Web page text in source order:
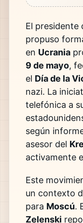
El presidente
propuso
en Ucrania
9 de mayo,
el Día de la
nazi. La
telefónica a
según
asesor del
activamente
Este
un contexto
para Moscú.
Zelenski